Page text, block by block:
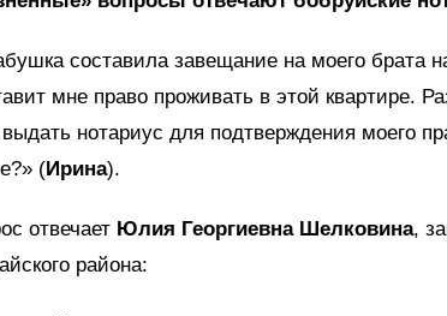
составила завещание на моего брата
мне право проживать в этой квартире.
нотариус для подтверждения моего
(Ирина).
отвечает Юлия Георгиевна Шелковина,
района: